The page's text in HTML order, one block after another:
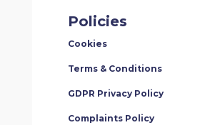
Policies
Cookies
Terms & Conditions
GDPR Privacy Policy
Complaints Policy